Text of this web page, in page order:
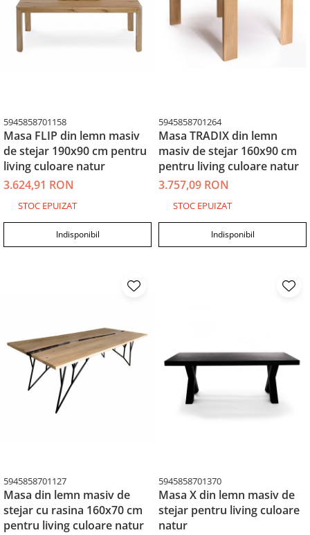
5945858701158
Masa FLIP din lemn masiv
de stejar 190x90 cm pentru
living culoare natur
3.624,91 RON
STOC EPUIZAT
Indisponibil
5945858701264
Masa TRADIX din lemn
masiv de stejar 160x90 cm
pentru living culoare natur
3.757,09 RON
STOC EPUIZAT
Indisponibil
5945858701127
Masa din lemn masiv de
stejar cu rasina 160x70 cm
pentru living culoare natur
5945858701370
Masa X din lemn masiv de
stejar pentru living culoare
natur